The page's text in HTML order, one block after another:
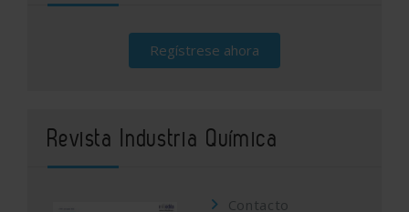
Regístrese ahora
Revista Industria Química
Contacto